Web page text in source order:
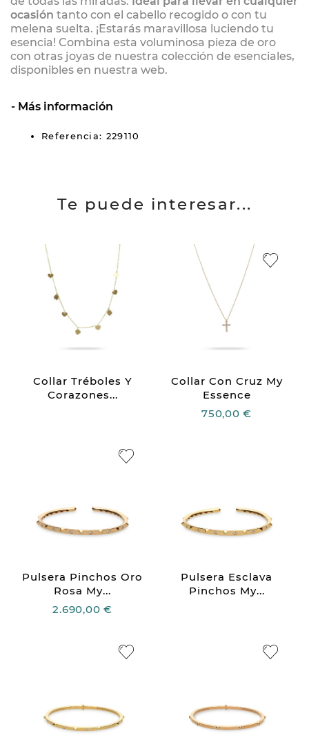
ocasión tanto con el cabello recogido o con tu
melena suelta. ¡Estarás maravillosa luciendo tu
esencia! Combina esta voluminosa pieza de oro
con otras joyas de nuestra colección de esenciales,
disponibles en nuestra web.
Más información
Referencia: 229110
Te puede interesar...
Collar Tréboles Y
Corazones...
Collar Con Cruz My
Essence
750,00 €
Pulsera Pinchos Oro
Rosa My...
2.690,00 €
Pulsera Esclava
Pinchos My...